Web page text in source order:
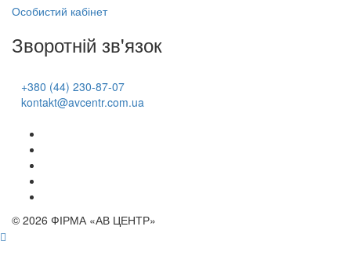
Особистий кабінет
Зворотній зв'язок
+380 (44) 230-87-07
kontakt@avcentr.com.ua
© 2026 ФІРМА «АВ ЦЕНТР»